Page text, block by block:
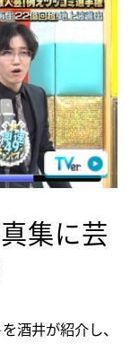
集に芸
酒井が紹介し、